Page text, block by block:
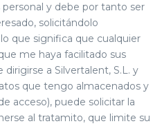
y debe por tanto ser
solicitándolo
que significa que cualquier
me haya facilitado sus
a Silvertalent, S.L. y
que tengo almacenados y
acceso), puede solicitar la
al tratamito, que limite su